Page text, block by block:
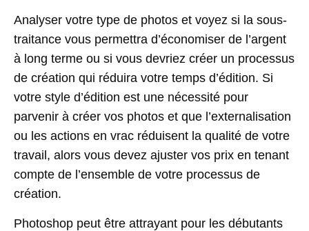
Analyser votre type de photos et voyez si la sous-
traitance vous permettra d’économiser de l’argent
à long terme ou si vous devriez créer un processus
de création qui réduira votre temps d’édition. Si
votre style d’édition est une nécessité pour
parvenir à créer vos photos et que l’externalisation
ou les actions en vrac réduisent la qualité de votre
travail, alors vous devez ajuster vos prix en tenant
compte de l’ensemble de votre processus de
création.
Photoshop peut être attrayant pour les débutants